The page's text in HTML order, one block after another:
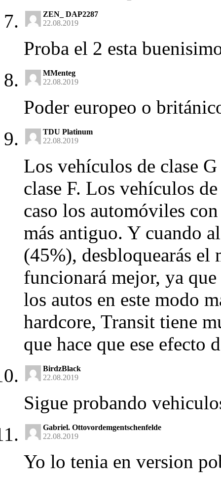
ZEN_ DAP2287
22.08.2019
Proba el 2 esta
MMenteg
22.08.2019
Poder europeo o
TDU Platinum
22.08.2019
Los vehículos de clase
clase F. Los vehículos
caso los automóviles
más antiguo. Y cuando
(45%), desbloquearás el
funcionará mejor, ya
los autos en este modo
hardcore, Transit tiene
que hace que ese efecto
BirdzBlack
22.08.2019
Sigue probando
Gabriel. Ottovordemgentschenfelde
22.08.2019
Yo lo tenia en version